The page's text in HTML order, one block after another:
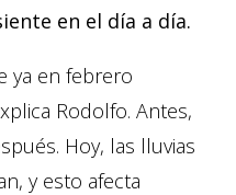
en el día a día.
ya en febrero
Rodolfo. Antes,
Hoy, las lluvias
y esto afecta